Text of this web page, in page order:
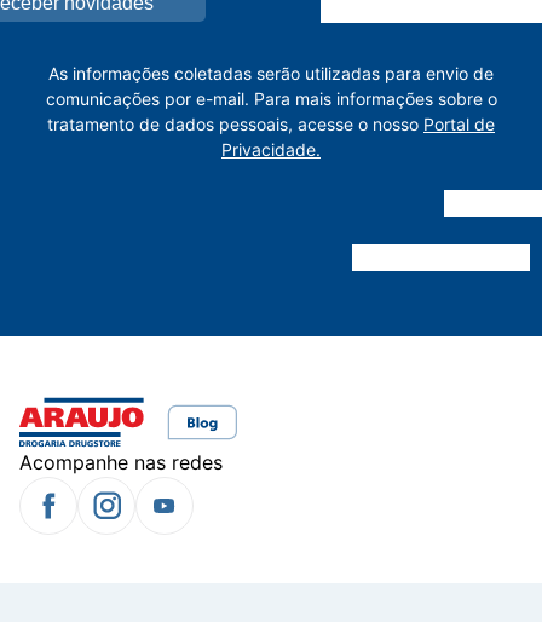
As informações coletadas serão utilizadas para envio de
comunicações por e-mail. Para mais informações sobre o
tratamento de dados pessoais, acesse o nosso Portal de
Privacidade.
Acompanhe nas redes